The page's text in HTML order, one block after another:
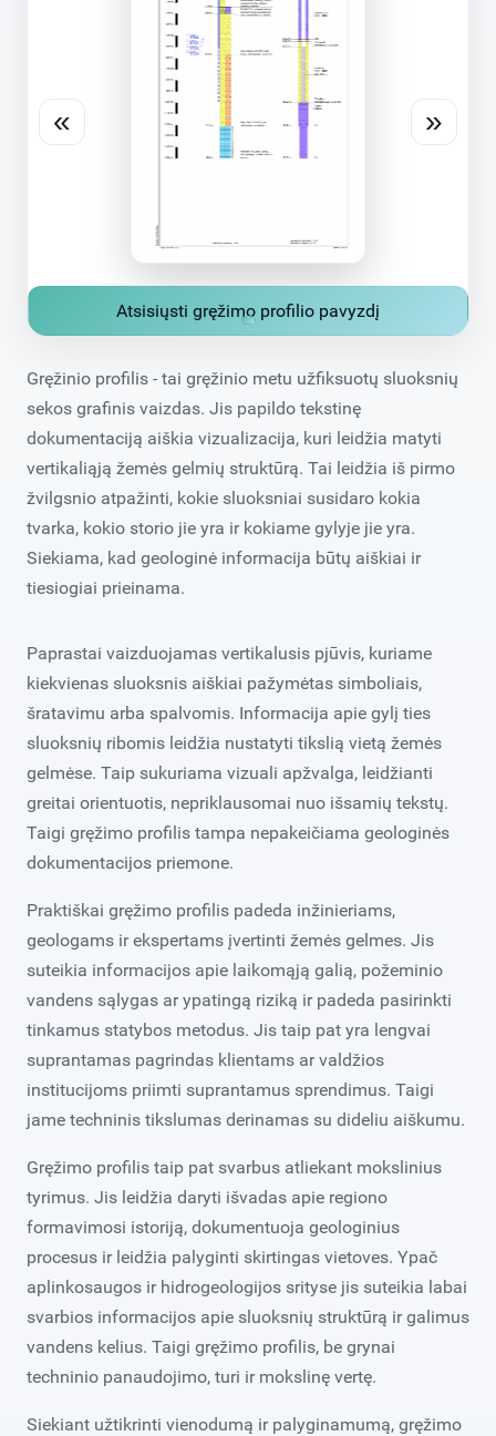
« »
Atsisiųsti gręžimo profilio pavyzdį
Gręžinio profilis - tai gręžinio metu užfiksuotų sluoksnių
sekos grafinis vaizdas. Jis papildo tekstinę
dokumentaciją aiškia vizualizacija, kuri leidžia matyti
vertikaliąją žemės gelmių struktūrą. Tai leidžia iš pirmo
žvilgsnio atpažinti, kokie sluoksniai susidaro kokia
tvarka, kokio storio jie yra ir kokiame gylyje jie yra.
Siekiama, kad geologinė informacija būtų aiškiai ir
tiesiogiai prieinama.
Paprastai vaizduojamas vertikalusis pjūvis, kuriame
kiekvienas sluoksnis aiškiai pažymėtas simboliais,
šratavimu arba spalvomis. Informacija apie gylį ties
sluoksnių ribomis leidžia nustatyti tikslią vietą žemės
gelmėse. Taip sukuriama vizuali apžvalga, leidžianti
greitai orientuotis, nepriklausomai nuo išsamių tekstų.
Taigi gręžimo profilis tampa nepakeičiama geologinės
dokumentacijos priemone.
Praktiškai gręžimo profilis padeda inžinieriams,
geologams ir ekspertams įvertinti žemės gelmes. Jis
suteikia informacijos apie laikomąją galią, požeminio
vandens sąlygas ar ypatingą riziką ir padeda pasirinkti
tinkamus statybos metodus. Jis taip pat yra lengvai
suprantamas pagrindas klientams ar valdžios
institucijoms priimti suprantamus sprendimus. Taigi
jame techninis tikslumas derinamas su dideliu aiškumu.
Gręžimo profilis taip pat svarbus atliekant mokslinius
tyrimus. Jis leidžia daryti išvadas apie regiono
formavimosi istoriją, dokumentuoja geologinius
procesus ir leidžia palyginti skirtingas vietoves. Ypač
aplinkosaugos ir hidrogeologijos srityse jis suteikia labai
svarbios informacijos apie sluoksnių struktūrą ir galimus
vandens kelius. Taigi gręžimo profilis, be grynai
techninio panaudojimo, turi ir mokslinę vertę.
Siekiant užtikrinti vienodumą ir palyginamumą, gręžimo